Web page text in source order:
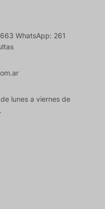
WhatsApp: 261
lunes a viernes de